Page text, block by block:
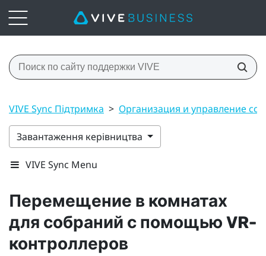
VIVE Sync Підтримка > Организация и управление
Завантаження керівництва
VIVE Sync Menu
Перемещение в комнатах
для собраний с помощью VR-
контроллеров